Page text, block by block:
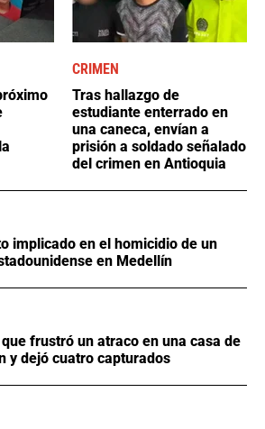
CRIMEN
Tras hallazgo de
estudiante enterrado en
una caneca, envían a
prisión a soldado señalado
del crimen en Antioquia
implicado en el homicidio de un
en Medellín
frustró un atraco en una casa de
y dejó cuatro capturados